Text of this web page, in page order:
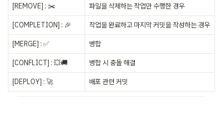
[REMOVE] : ✂️ 파일을 삭제하는 작업만 수행한 경우
[COMPLETION] : 🎉 작업을 완료하고 마지막 커밋을 작성하는 경우
[MERGE] : ✅ 병합
[CONFLICT] : 💥🚚 병합 시 충돌 해결
[DEPLOY] : 🚀 배포 관련 커밋